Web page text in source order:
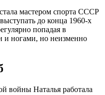
мастером спорта СССР
до конца 1960-х
попадая в
и ногами, но неизменно
войны Наталья работала